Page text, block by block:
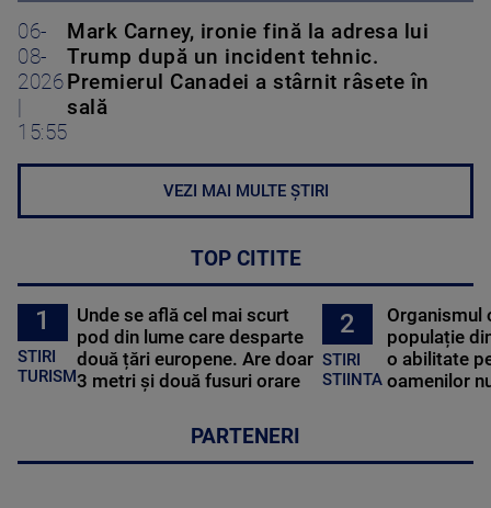
06-
08-
2026
15:55
Mark Carney, ironie fină la adresa lui
Trump după un incident tehnic.
Premierul Canadei a stârnit râsete în
sală
VEZI MAI MULTE ȘTIRI
TOP CITITE
1
STIRI
TURISM
Unde se află cel mai scurt
pod din lume care desparte
două țări europene. Are doar
3 metri și două fusuri orare
2
STIRI
STIINTA
Organismul
populație
o abilitate
oamenilor
PARTENERI